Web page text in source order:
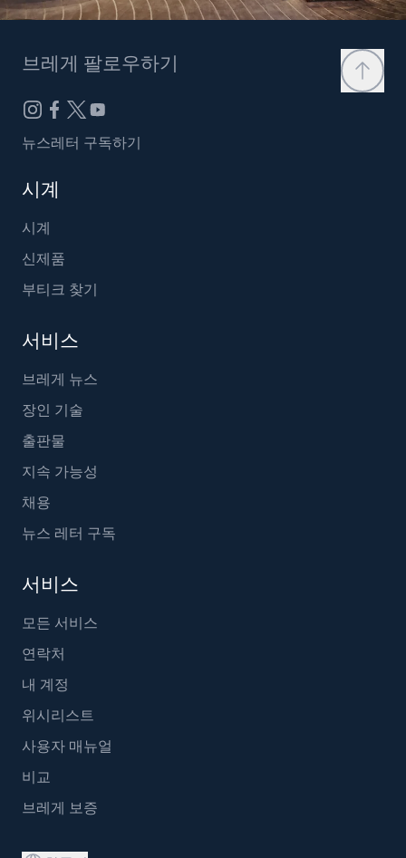
브레게 팔로우하기
뉴스레터 구독하기
시계
시계
신제품
부티크 찾기
서비스
브레게 뉴스
장인 기술
출판물
지속 가능성
채용
뉴스 레터 구독
서비스
모든 서비스
연락처
내 계정
위시리스트
사용자 매뉴얼
비교
브레게 보증